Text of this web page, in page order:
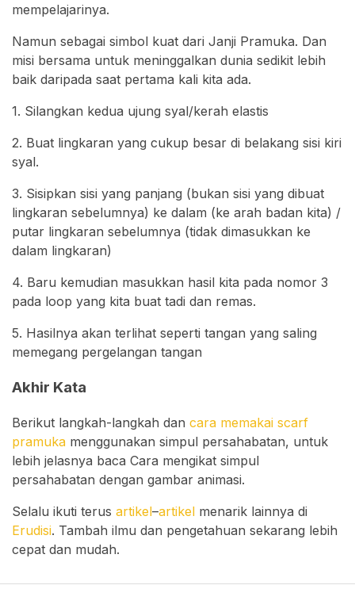
mempelajarinya.
Namun sebagai simbol kuat dari Janji Pramuka. Dan
misi bersama untuk meninggalkan dunia sedikit lebih
baik daripada saat pertama kali kita ada.
1. Silangkan kedua ujung syal/kerah elastis
2. Buat lingkaran yang cukup besar di belakang sisi kiri
syal.
3. Sisipkan sisi yang panjang (bukan sisi yang dibuat
lingkaran sebelumnya) ke dalam (ke arah badan kita) /
putar lingkaran sebelumnya (tidak dimasukkan ke
dalam lingkaran)
4. Baru kemudian masukkan hasil kita pada nomor 3
pada loop yang kita buat tadi dan remas.
5. Hasilnya akan terlihat seperti tangan yang saling
memegang pergelangan tangan
Akhir Kata
Berikut langkah-langkah dan cara memakai scarf
pramuka menggunakan simpul persahabatan, untuk
lebih jelasnya baca Cara mengikat simpul
persahabatan dengan gambar animasi.
Selalu ikuti terus artikel–artikel menarik lainnya di
Erudisi. Tambah ilmu dan pengetahuan sekarang lebih
cepat dan mudah.